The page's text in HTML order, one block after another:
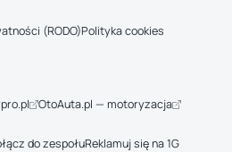
(RODO)Polityka cookies
OtoAuta.pl — motoryzacja
do zespołuReklamuj się na 1G